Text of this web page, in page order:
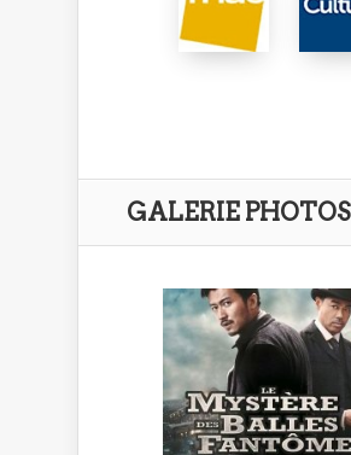
GALERIE PHOTOS